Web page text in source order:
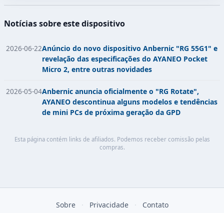
Notícias sobre este dispositivo
2026-06-22Anúncio do novo dispositivo Anbernic "RG 55G1" e
revelação das especificações do AYANEO Pocket
Micro 2, entre outras novidades
2026-05-04Anbernic anuncia oficialmente o "RG Rotate",
AYANEO descontinua alguns modelos e tendências
de mini PCs de próxima geração da GPD
Esta página contém links de afiliados. Podemos receber comissão pelas
compras.
Sobre · Privacidade · Contato